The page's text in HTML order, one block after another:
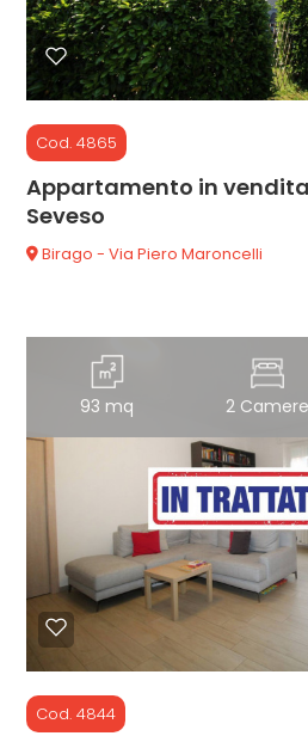
Cod. 4865
Appartamento in
Seveso
Birago - Via Piero Maroncelli
93 mq 2 Camere
Cod. 4844
NOI
Lentate sul Seveso
Tipologia
Qualsiasi
Commerciali
Industriali